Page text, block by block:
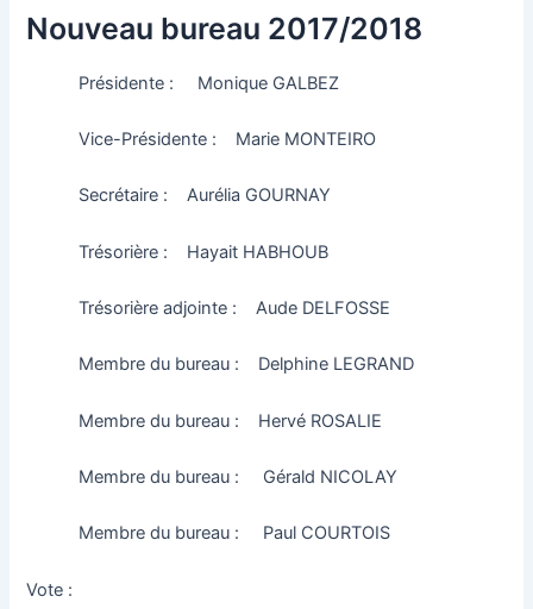
Nouveau bureau 2017/2018
Présidente : Monique GALBEZ
Vice-Présidente : Marie MONTEIRO
Secrétaire : Aurélia GOURNAY
Trésorière : Hayait HABHOUB
Trésorière adjointe : Aude DELFOSSE
Membre du bureau : Delphine LEGRAND
Membre du bureau : Hervé ROSALIE
Membre du bureau : Gérald NICOLAY
Membre du bureau : Paul COURTOIS
Vote :